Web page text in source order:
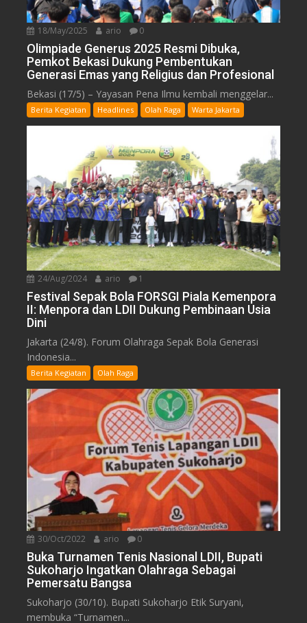
18/May/2025 ario 0
Olimpiade Generus 2025 Resmi Dibuka,
Pemkot Bekasi Dukung Pembentukan
Generasi Emas yang Religius dan Profesional
Bekasi (17/5) – Yayasan Pena Ilmu kembali menggelar...
Berita Kegiatan Headlines Olah Raga Warta Jakarta
24/Aug/2024 ario 1
Festival Sepak Bola FORSGI Piala Kemenpora
II: Menpora dan LDII Dukung Pembinaan Usia
Dini
Jakarta (24/8). Forum Olahraga Sepak Bola Generasi
Indonesia...
Berita Kegiatan Olah Raga
30/Oct/2022 ario 0
Buka Turnamen Tenis Nasional LDII, Bupati
Sukoharjo Ingatkan Olahraga Sebagai
Pemersatu Bangsa
Sukoharjo (30/10). Bupati Sukoharjo Etik Suryani,
membuka “Turnamen...